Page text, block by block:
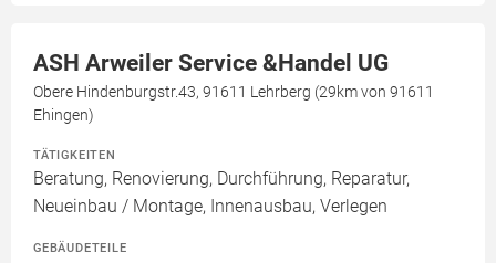
ASH Arweiler Service &Handel UG
Obere Hindenburgstr.43, 91611 Lehrberg (29km von 91611
Ehingen)
TÄTIGKEITEN
Beratung, Renovierung, Durchführung, Reparatur,
Neueinbau / Montage, Innenausbau, Verlegen
GEBÄUDETEILE